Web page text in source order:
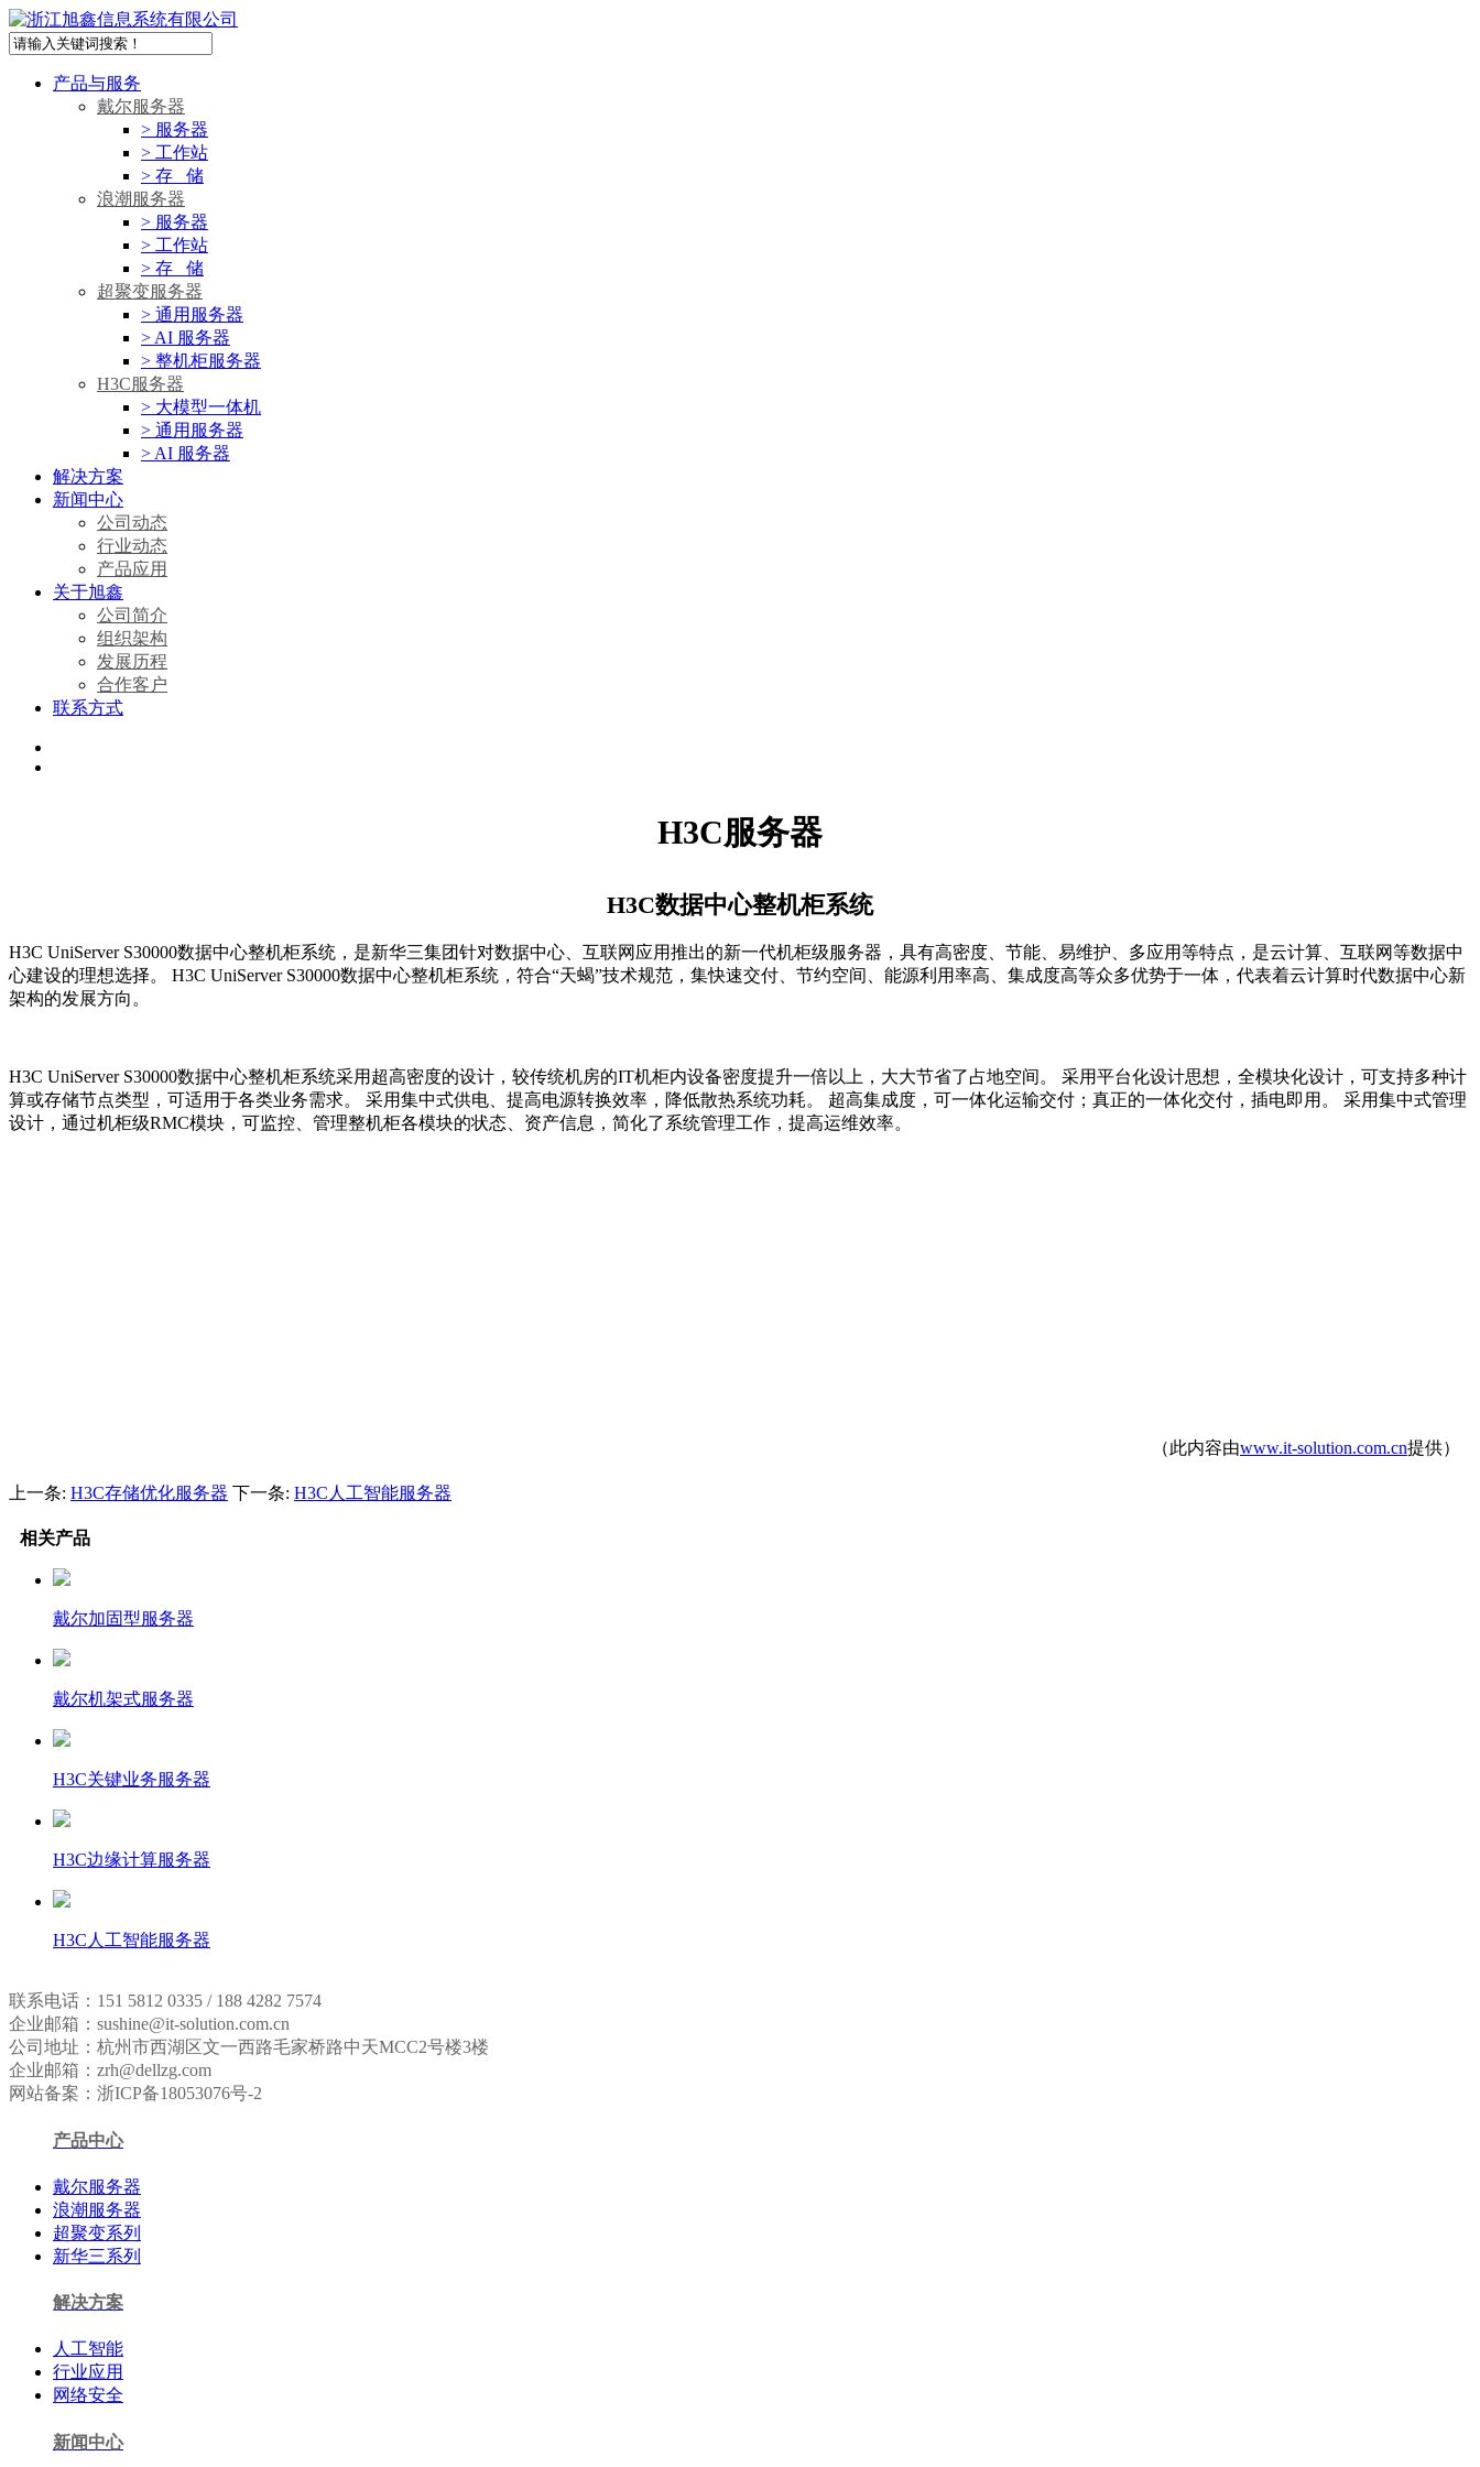
产品与服务
戴尔服务器
> 服务器
> 工作站
> 存 储
浪潮服务器
> 服务器
> 工作站
> 存 储
超聚变服务器
> 通用服务器
> AI 服务器
> 整机柜服务器
H3C服务器
> 大模型一体机
> 通用服务器
> AI 服务器
解决方案
新闻中心
公司动态
行业动态
产品应用
关于旭鑫
公司简介
组织架构
发展历程
合作客户
联系方式
H3C服务器
H3C数据中心整机柜系统
H3C UniServer S30000数据中心整机柜系统，是新华三集团针对数据中心、互联网应用推出的新一代机柜级服务器，具有高密度、节能、易维护、多应用等特点，是云计算、互联网等数据中
心建设的理想选择。 H3C UniServer S30000数据中心整机柜系统，符合“天蝎”技术规范，集快速交付、节约空间、能源利用率高、集成度高等众多优势于一体，代表着云计算时代数据中心新
架构的发展方向。
H3C UniServer S30000数据中心整机柜系统采用超高密度的设计，较传统机房的IT机柜内设备密度提升一倍以上，大大节省了占地空间。 采用平台化设计思想，全模块化设计，可支持多种计
算或存储节点类型，可适用于各类业务需求。 采用集中式供电、提高电源转换效率，降低散热系统功耗。 超高集成度，可一体化运输交付；真正的一体化交付，插电即用。 采用集中式管理
设计，通过机柜级RMC模块，可监控、管理整机柜各模块的状态、资产信息，简化了系统管理工作，提高运维效率。
（此内容由www.it-solution.com.cn提供）
上一条: H3C存储优化服务器 下一条: H3C人工智能服务器
相关产品
戴尔加固型服务器
戴尔机架式服务器
H3C关键业务服务器
H3C边缘计算服务器
H3C人工智能服务器
联系电话：151 5812 0335 / 188 4282 7574
企业邮箱：sushine@it-solution.com.cn
公司地址：杭州市西湖区文一西路毛家桥路中天MCC2号楼3楼
企业邮箱：zrh@dellzg.com
网站备案：浙ICP备18053076号-2
产品中心
戴尔服务器
浪潮服务器
超聚变系列
新华三系列
解决方案
人工智能
行业应用
网络安全
新闻中心